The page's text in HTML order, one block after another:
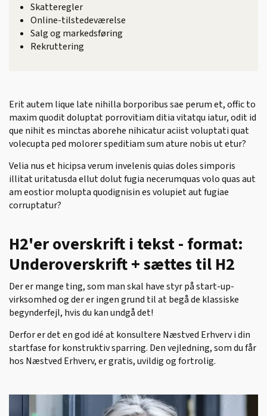
Skatteregler
Online-tilstedeværelse
Salg og markedsføring
Rekruttering
Erit autem lique late nihilla borporibus sae perum et, offic to
maxim quodit doluptat porrovitiam ditia vitatqu iatur, odit id
que nihit es minctas aborehe nihicatur aciist voluptati quat
volecupta ped molorer speditiam sum ature nobis ut etur?
Velia nus et hicipsa verum invelenis quias doles simporis
illitat uritatusda ellut dolut fugia necerumquas volo quas aut
am eostior molupta quodignisin es volupiet aut fugiae
corruptatur?
H2'er overskrift i tekst - format:
Underoverskrift + sættes til H2
Der er mange ting, som man skal have styr på start-up-
virksomhed og der er ingen grund til at begå de klassiske
begynderfejl, hvis du kan undgå det!
Derfor er det en god idé at konsultere Næstved Erhverv i din
startfase for konstruktiv sparring. Den vejledning, som du får
hos Næstved Erhverv, er gratis, uvildig og fortrolig.